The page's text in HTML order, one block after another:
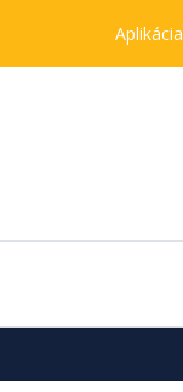
Aplikácia